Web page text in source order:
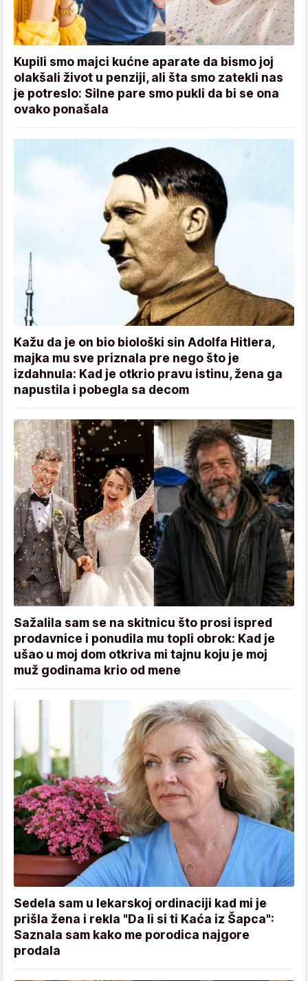
Kupili smo majci kućne aparate da bismo joj
olakšali život u penziji, ali šta smo zatekli nas
je potreslo: Silne pare smo pukli da bi se ona
ovako ponašala
Kažu da je on bio biološki sin Adolfa Hitlera,
majka mu sve priznala pre nego što je
izdahnula: Kad je otkrio pravu istinu, žena ga
napustila i pobegla sa decom
Sažalila sam se na skitnicu što prosi ispred
prodavnice i ponudila mu topli obrok: Kad je
ušao u moj dom otkriva mi tajnu koju je moj
muž godinama krio od mene
Sedela sam u lekarskoj ordinaciji kad mi je
prišla žena i rekla "Da li si ti Kaća iz Šapca":
Saznala sam kako me porodica najgore
prodala